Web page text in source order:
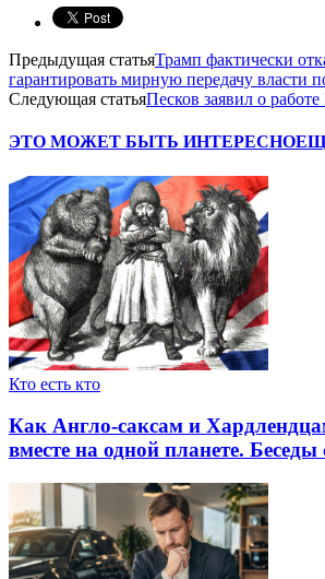
Предыдущая статьяТрамп фактически
гарантировать мирную передачу власти
Следующая статьяПесков заявил о
ЭТО МОЖЕТ БЫТЬ ИНТЕРЕСНО
Кто есть кто
Как Англо-саксам и
вместе на одной планете. Беседы